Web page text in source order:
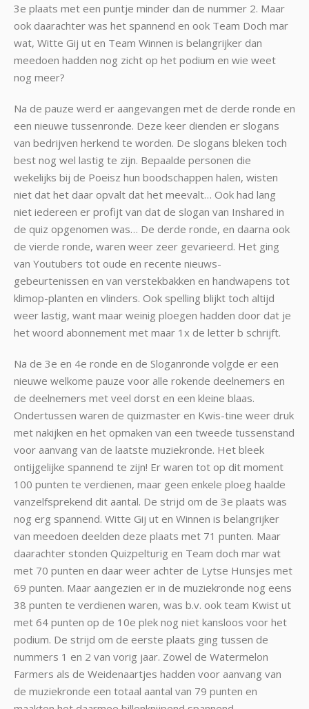
3e plaats met een puntje minder dan de nummer 2. Maar
ook daarachter was het spannend en ook Team Doch mar
wat, Witte Gij ut en Team Winnen is belangrijker dan
meedoen hadden nog zicht op het podium en wie weet
nog meer?
Na de pauze werd er aangevangen met de derde ronde en
een nieuwe tussenronde. Deze keer dienden er slogans
van bedrijven herkend te worden. De slogans bleken toch
best nog wel lastig te zijn. Bepaalde personen die
wekelijks bij de Poeisz hun boodschappen halen, wisten
niet dat het daar opvalt dat het meevalt… Ook had lang
niet iedereen er profijt van dat de slogan van Inshared in
de quiz opgenomen was… De derde ronde, en daarna ook
de vierde ronde, waren weer zeer gevarieerd. Het ging
van Youtubers tot oude en recente nieuws-
gebeurtenissen en van verstekbakken en handwapens tot
klimop-planten en vlinders. Ook spelling blijkt toch altijd
weer lastig, want maar weinig ploegen hadden door dat je
het woord abonnement met maar 1x de letter b schrijft.
Na de 3e en 4e ronde en de Sloganronde volgde er een
nieuwe welkome pauze voor alle rokende deelnemers en
de deelnemers met veel dorst en een kleine blaas.
Ondertussen waren de quizmaster en Kwis-tine weer druk
met nakijken en het opmaken van een tweede tussenstand
voor aanvang van de laatste muziekronde. Het bleek
ontijgelijke spannend te zijn! Er waren tot op dit moment
100 punten te verdienen, maar geen enkele ploeg haalde
vanzelfsprekend dit aantal. De strijd om de 3e plaats was
nog erg spannend. Witte Gij ut en Winnen is belangrijker
van meedoen deelden deze plaats met 71 punten. Maar
daarachter stonden Quizpelturig en Team doch mar wat
met 70 punten en daar weer achter de Lytse Hunsjes met
69 punten. Maar aangezien er in de muziekronde nog eens
38 punten te verdienen waren, was b.v. ook team Kwist ut
met 64 punten op de 10e plek nog niet kansloos voor het
podium. De strijd om de eerste plaats ging tussen de
nummers 1 en 2 van vorig jaar. Zowel de Watermelon
Farmers als de Weidenaartjes hadden voor aanvang van
de muziekronde een totaal aantal van 79 punten en